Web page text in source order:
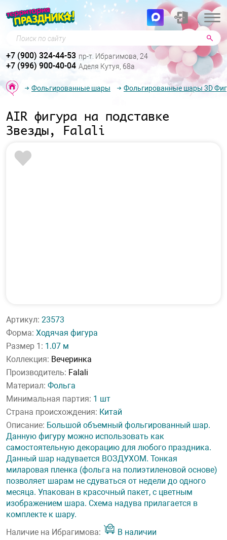
Поиск по сайту
+7 (900) 324-44-53 пр-т. Ибрагимова, 24
+7 (996) 900-40-04 Аделя Кутуя, 68а
Фольгированные шары Фольгированные шары 3D
AIR фигура на подставке
Звезды, Falali
Артикул: 23573
Форма: Ходячая фигура
Размер 1: 1.07 м
Коллекция: Вечеринка
Производитель: Falali
Материал: Фольга
Минимальная партия: 1 шт
Страна происхождения: Китай
Описание: Большой объемный фольгированный шар.
Данную фигуру можно использовать как
самостоятельную декорацию для любого праздника.
Данный шар надувается ВОЗДУХОМ. Тонкая
миларовая пленка (фольга на полиэтиленовой основе)
позволяет шарам не сдуваться от недели до одного
месяца. Упакован в красочный пакет, с цветным
изображением шара. Схема надува прилагается в
комплекте к шару.
Наличие на Ибрагимова:
В наличии